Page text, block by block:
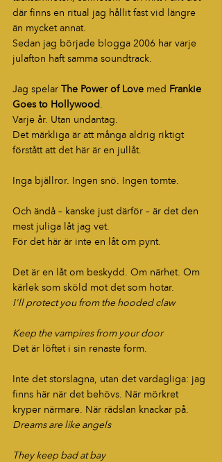
där finns en ritual jag hållit fast vid längre
än mycket annat.
Sedan jag började blogga 2006 har varje
julafton haft samma soundtrack.
Jag spelar The Power of Love med
Frankie
Goes to Hollywood .
Varje år. Utan undantag.
Det märkliga är att många aldrig riktigt
förstått att det här är en jullåt.
Inga bjällror. Ingen snö. Ingen tomte.
Och ändå – kanske just därför – är det den
mest juliga låt jag vet.
För det här är inte en låt om pynt.
Det är en låt om beskydd. Om närhet. Om
kärlek som sköld mot det som hotar.
I'll protect you from the hooded claw
Keep the vampires from your door
Det är löftet i sin renaste form.
Inte det storslagna, utan det vardagliga: jag
finns här när det behövs. När mörkret
kryper närmare. När rädslan knackar på.
Dreams are like angels
They keep bad at bay